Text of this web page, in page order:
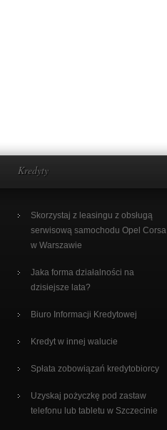
Kredyty
Skorzystaj z leasingu z obsługą
serwisową samochodu Opel Corsa
w Warszawie
Jaka forma działalności na
dzisiejsze lata?
Biuro Informacji Kredytowej
Kredyt w innej walucie
Spłata zobowiązań kredytobiorcy
Uzyskaj pożyczkę pod zastaw
telefonu lub tabletu w Szczecinie